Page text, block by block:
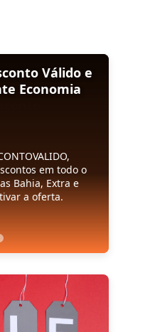
Válido e
Economia
em todo o
Bahia, Extra e
a oferta.
com o Gil"
economia
Cupons de
Consumo Online